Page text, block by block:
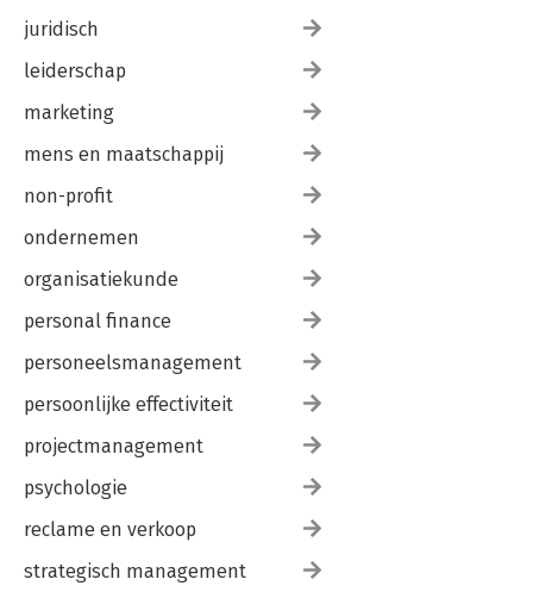
juridisch
leiderschap
marketing
mens en maatschappij
non-profit
ondernemen
organisatiekunde
personal finance
personeelsmanagement
persoonlijke effectiviteit
projectmanagement
psychologie
reclame en verkoop
strategisch management